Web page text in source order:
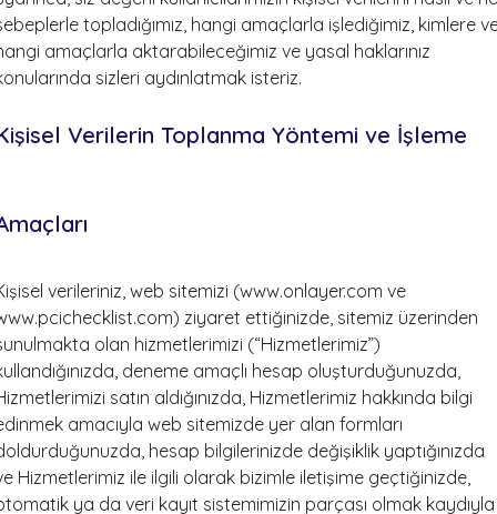
topladığımız, hangi amaçlarla işlediğimiz, kimlere
amaçlarla aktarabileceğimiz ve yasal haklarınız
sizleri aydınlatmak isteriz.
Verilerin Toplanma Yöntemi ve İşleme
verileriniz, web sitemizi (www.onlayer.com ve
ziyaret ettiğinizde, sitemiz üzerinden
olan hizmetlerimizi (“Hizmetlerimiz”)
deneme amaçlı hesap oluşturduğunuzda,
satın aldığınızda, Hizmetlerimiz hakkında bilgi
amacıyla web sitemizde yer alan formları
hesap bilgilerinizde değişiklik yaptığınızda
Hizmetlerimiz ile ilgili olarak bizimle iletişime geçtiğinizde,
ya da veri kayıt sistemimizin parçası olmak kaydıyla